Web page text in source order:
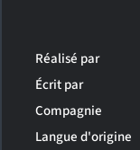
Réalisé par
Écrit par
Compagnie
Langue d'origine